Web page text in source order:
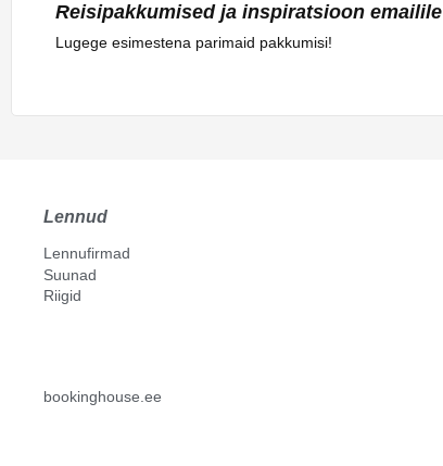
Reisipakkumised ja inspiratsioon emailile
Lugege esimestena parimaid pakkumisi!
Lennud
Lennufirmad
Suunad
Riigid
bookinghouse.ee